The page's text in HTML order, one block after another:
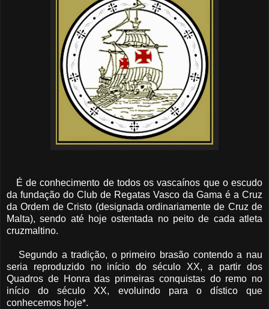
É de conhecimento de todos os vascaínos que o escudo
da fundação do Club de Regatas Vasco da Gama é a Cruz
da Ordem de Cristo (designada ordinariamente de Cruz de
Malta), sendo até hoje ostentada no peito de cada atleta
cruzmaltino.
Segundo a tradição, o primeiro brasão contendo a nau
seria reproduzido no início do século XX, a partir dos
Quadros de Honra das primeiras conquistas do remo no
início do século XX, evoluindo para o dístico que
conhecemos hoje*.